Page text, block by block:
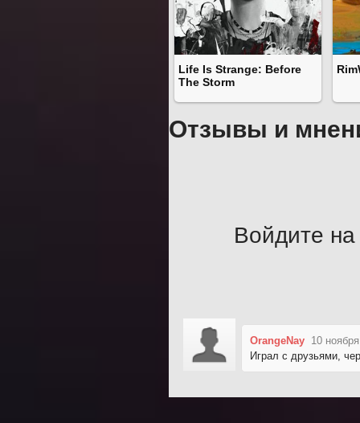
Life Is Strange: Before
The Storm
Отзывы и
Войдите на
OrangeNay 10
Играл с друзьями,